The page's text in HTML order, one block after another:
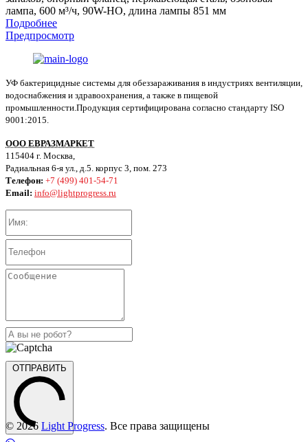
лампа, 600 м³/ч, 90W-HO, длина лампы 851 мм
Подробнее
Предпросмотр
УФ бактерицидные системы для обеззараживания в индустриях вентиляции,
водоснабжения и здравоохранения, а также в пищевой
промышленности.Продукция сертифицирована согласно стандарту ISO
9001:2015.
ООО ЕВРАЗМАРКЕТ
115404 г. Москва,
Радиальная 6-я ул., д.5. корпус 3, пом. 273
Телефон: +7 (499) 401-54-71
Email: info@lightprogress.ru
ОТПРАВИТЬ
© 2026 Light Progress. Все права защищены